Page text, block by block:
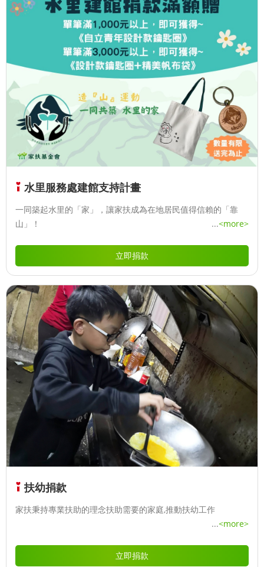
水里服務處建館支持計畫
一同築起水里的「家」，讓家扶成為在地居民值得信賴的「靠
山」！
...<more>
立即捐款
扶幼捐款
家扶秉持專業扶助的理念扶助需要的家庭,推動扶幼工作
...<more>
立即捐款